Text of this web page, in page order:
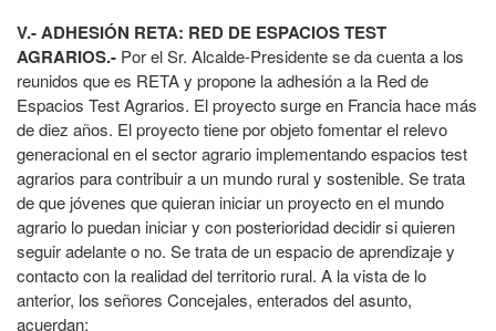
V.- ADHESIÓN RETA: RED DE ESPACIOS TEST
AGRARIOS.- Por el Sr. Alcalde-Presidente se da cuenta a los
reunidos que es RETA y propone la adhesión a la Red de
Espacios Test Agrarios. El proyecto surge en Francia hace más
de diez años. El proyecto tiene por objeto fomentar el relevo
generacional en el sector agrario implementando espacios test
agrarios para contribuir a un mundo rural y sostenible. Se trata
de que jóvenes que quieran iniciar un proyecto en el mundo
agrario lo puedan iniciar y con posterioridad decidir si quieren
seguir adelante o no. Se trata de un espacio de aprendizaje y
contacto con la realidad del territorio rural. A la vista de lo
anterior, los señores Concejales, enterados del asunto,
acuerdan: